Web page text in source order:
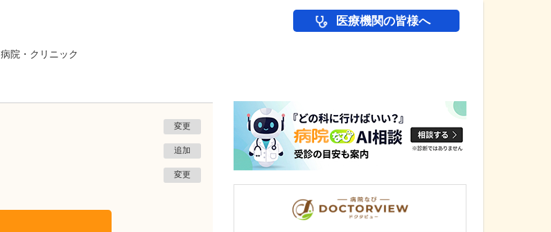
医療機関の皆様へ
病院・クリニック
変更
追加
変更